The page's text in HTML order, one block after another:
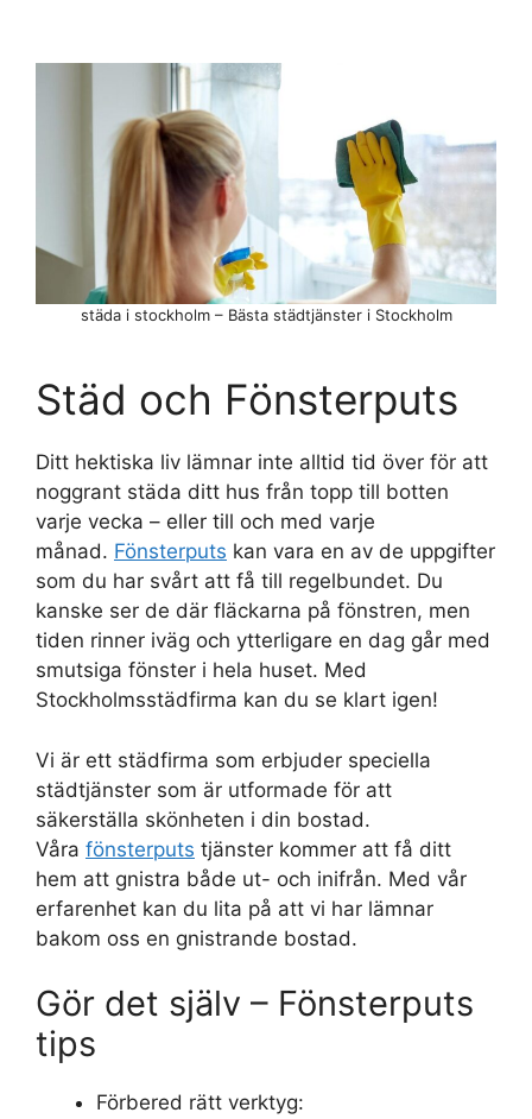
städa i stockholm – Bästa städtjänster i Stockholm
Städ och Fönsterputs
Ditt hektiska liv lämnar inte alltid tid över för att
noggrant städa ditt hus från topp till botten
varje vecka – eller till och med varje
månad. Fönsterputs kan vara en av de uppgifter
som du har svårt att få till regelbundet. Du
kanske ser de där fläckarna på fönstren, men
tiden rinner iväg och ytterligare en dag går med
smutsiga fönster i hela huset. Med
Stockholmsstädfirma kan du se klart igen!
Vi är ett städfirma som erbjuder speciella
städtjänster som är utformade för att
säkerställa skönheten i din bostad.
Våra fönsterputs tjänster kommer att få ditt
hem att gnistra både ut- och inifrån. Med vår
erfarenhet kan du lita på att vi har lämnar
bakom oss en gnistrande bostad.
Gör det själv – Fönsterputs
tips
Förbered rätt verktyg: